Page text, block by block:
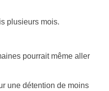
plusieurs mois.
pourrait même aller
une détention de moins